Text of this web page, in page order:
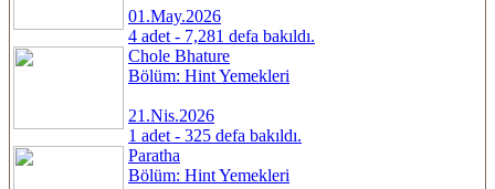
01.May.2026
4 adet - 7,281 defa bakıldı.
Chole Bhature
Bölüm: Hint Yemekleri
21.Nis.2026
1 adet - 325 defa bakıldı.
Paratha
Bölüm: Hint Yemekleri